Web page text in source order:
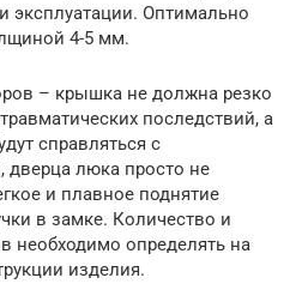
эксплуатации. Оптимально
4-5 мм.
– крышка не должна резко
последствий, а
справляться с
люка просто не
и плавное поднятие
в замке. Количество и
необходимо определять на
изделия.